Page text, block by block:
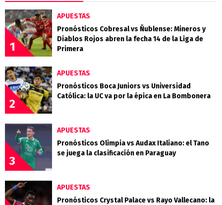
1
APUESTAS
Pronósticos Cobresal vs Ñublense: Mineros y
Diablos Rojos abren la fecha 14 de la Liga de
Primera
2
APUESTAS
Pronósticos Boca Juniors vs Universidad
Católica: la UC va por la épica en La Bombonera
3
APUESTAS
Pronósticos Olimpia vs Audax Italiano: el Tano
se juega la clasificación en Paraguay
APUESTAS
Pronósticos Crystal Palace vs Rayo Vallecano: la